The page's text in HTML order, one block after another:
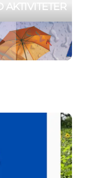
AKTIVITETER